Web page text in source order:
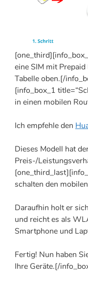
eine SIM mit
Tabelle oben.[/
[info_box_1
in einen mobilen
Ich empfehle den
Dieses Modell hat
Preis-/
schalten den
Daraufhin holt er
und reicht es als
Smartphone und
Fertig! Nun haben
Ihre Geräte.[/